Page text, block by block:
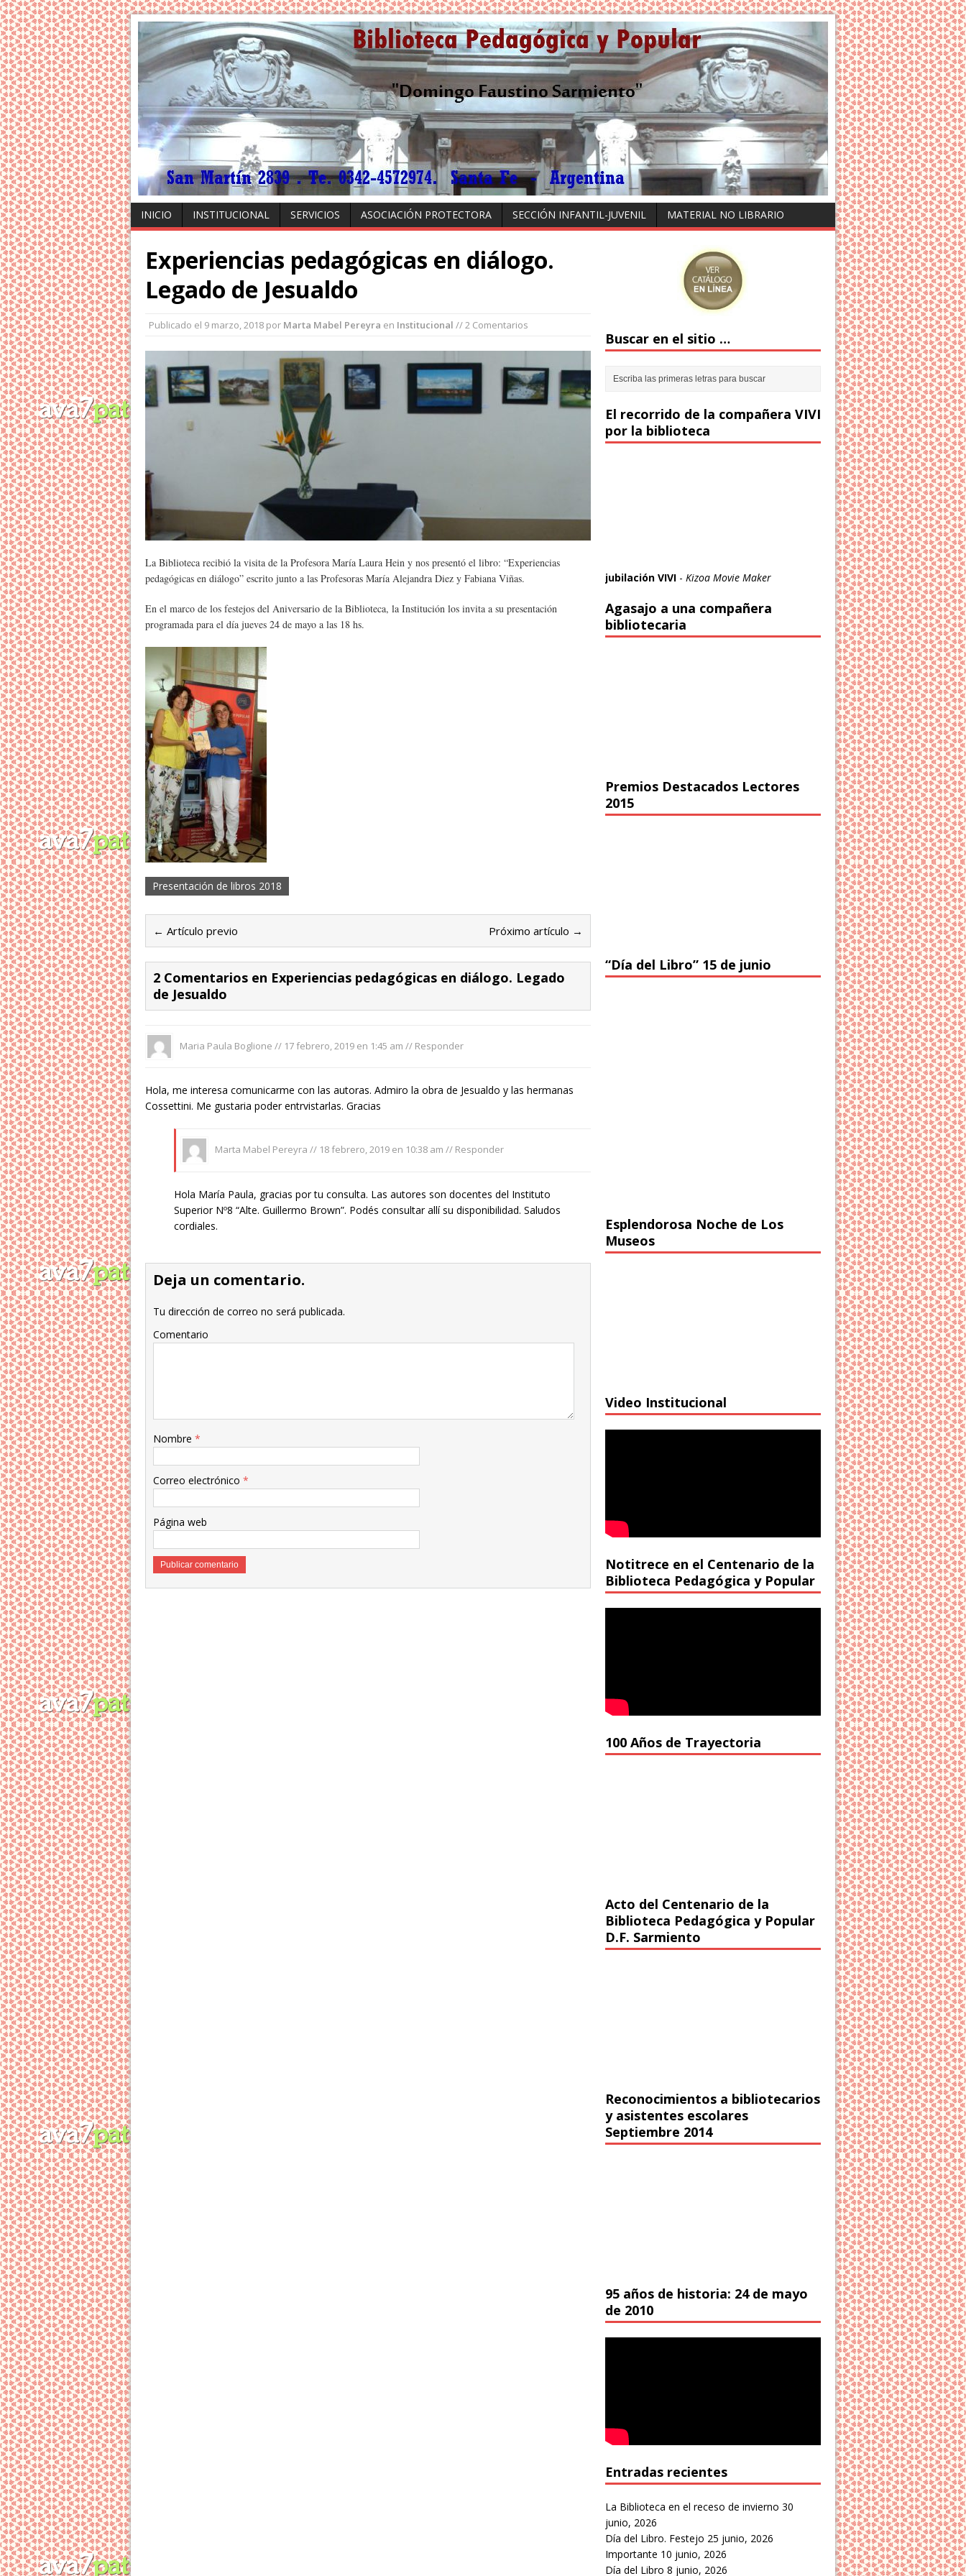
INICIO INSTITUCIONAL SERVICIOS ASOCIACIÓN PROTECTORA SECCIÓN INFANTIL-JUVENIL MATERIAL NO LIBRARIO
Experiencias pedagógicas en diálogo.
Legado de Jesualdo
Publicado el 9 marzo, 2018 por Marta Mabel Pereyra en Institucional // 2 Comentarios
La Biblioteca recibió la visita de la Profesora María Laura Hein y nos presentó el libro: “Experiencias
pedagógicas en diálogo” escrito junto a las Profesoras María Alejandra Diez y Fabiana Viñas.
En el marco de los festejos del Aniversario de la Biblioteca, la Institución los invita a su presentación
programada para el día jueves 24 de mayo a las 18 hs.
Presentación de libros 2018
← Artículo previo Próximo artículo →
2 Comentarios en Experiencias pedagógicas en diálogo. Legado
de Jesualdo
Maria Paula Boglione // 17 febrero, 2019 en 1:45 am // Responder
Hola, me interesa comunicarme con las autoras. Admiro la obra de Jesualdo y las hermanas
Cossettini. Me gustaria poder entrvistarlas. Gracias
Marta Mabel Pereyra // 18 febrero, 2019 en 10:38 am // Responder
Hola María Paula, gracias por tu consulta. Las autores son docentes del Instituto
Superior Nº8 “Alte. Guillermo Brown”. Podés consultar allí su disponibilidad. Saludos
cordiales.
Deja un comentario.
Tu dirección de correo no será publicada.
Comentario
Nombre *
Correo electrónico *
Página web
Buscar en el sitio …
El recorrido de la compañera VIVI
por la biblioteca
jubilación VIVI - Kizoa Movie Maker
Agasajo a una compañera
bibliotecaria
Premios Destacados Lectores
2015
“Día del Libro” 15 de junio
Esplendorosa Noche de Los
Museos
Video Institucional
Notitrece en el Centenario de la
Biblioteca Pedagógica y Popular
100 Años de Trayectoria
Acto del Centenario de la
Biblioteca Pedagógica y Popular
D.F. Sarmiento
Reconocimientos a bibliotecarios
y asistentes escolares
Septiembre 2014
95 años de historia: 24 de mayo
de 2010
Entradas recientes
La Biblioteca en el receso de invierno 30
junio, 2026
Día del Libro. Festejo 25 junio, 2026
Importante 10 junio, 2026
Día del Libro 8 junio, 2026